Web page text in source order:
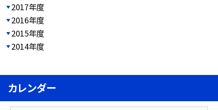
2017年度
2016年度
2015年度
2014年度
カレンダー